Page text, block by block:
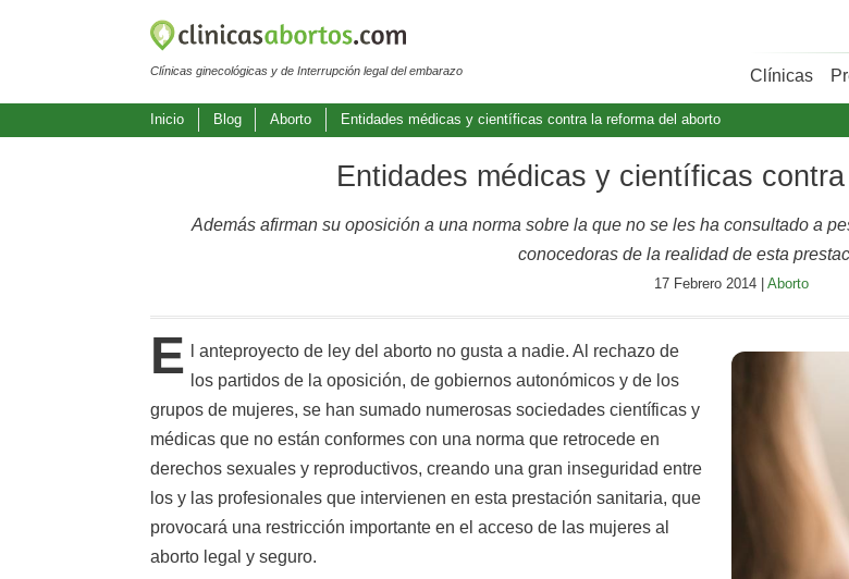
Clínicas ginecológicas y de Interrupción legal del embarazo Clínicas
Inicio Blog Aborto Entidades médicas y científicas contra la reforma del aborto
Entidades médicas y científicas
Además afirman su oposición a una norma sobre la que no se les ha consultado a
conocedoras de la realidad de esta
17 Febrero 2014 | Aborto
E
l anteproyecto de ley del aborto no gusta a nadie. Al rechazo de
los partidos de la oposición, de gobiernos autonómicos y de los
grupos de mujeres, se han sumado numerosas sociedades científicas y
médicas que no están conformes con una norma que retrocede en
derechos sexuales y reproductivos, creando una gran inseguridad entre
los y las profesionales que intervienen en esta prestación sanitaria, que
provocará una restricción importante en el acceso de las mujeres al
aborto legal y seguro.